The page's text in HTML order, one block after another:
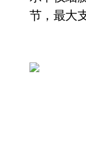
节，最大